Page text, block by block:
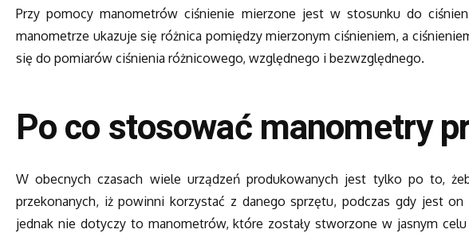
Przy pomocy manometrów ciśnienie mierzone jest w stosunku do
manometrze ukazuje się różnica pomiędzy mierzonym ciśnieniem, a
się do pomiarów ciśnienia różnicowego, względnego i bezwzględnego.
Po co stosować manometry
W obecnych czasach wiele urządzeń produkowanych jest tylko po to,
przekonanych, iż powinni korzystać z danego sprzętu, podczas gdy jest
jednak nie dotyczy to manometrów, które zostały stworzone w jasnym